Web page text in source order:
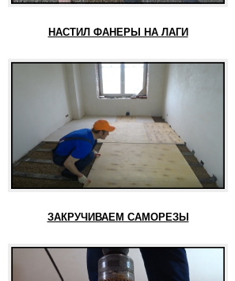
НАСТИЛ ФАНЕРЫ НА ЛАГИ
ЗАКРУЧИВАЕМ САМОРЕЗЫ